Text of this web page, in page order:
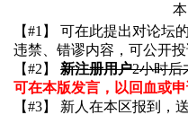
【#1】 可在此提出对论坛
违禁、错谬内容，可公开投
【#2】 新注册用户2小时后
可在本版发言，以回血或申
【#3】 新人在本区报到，